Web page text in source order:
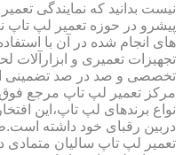
نیست بدانید که نمایندگی
پیشرو در حوزه تعمیر لپ
های انجام شده در آن با
تجهیزات تعمیری و
تخصصی و صد در صد تضمینی
مرکز تعمیر لپ تاپ مرجع
نواع برندهای لپ تاپ،این
دربین رقبای خود داشته
تعمیر لپ تاپ سالیان